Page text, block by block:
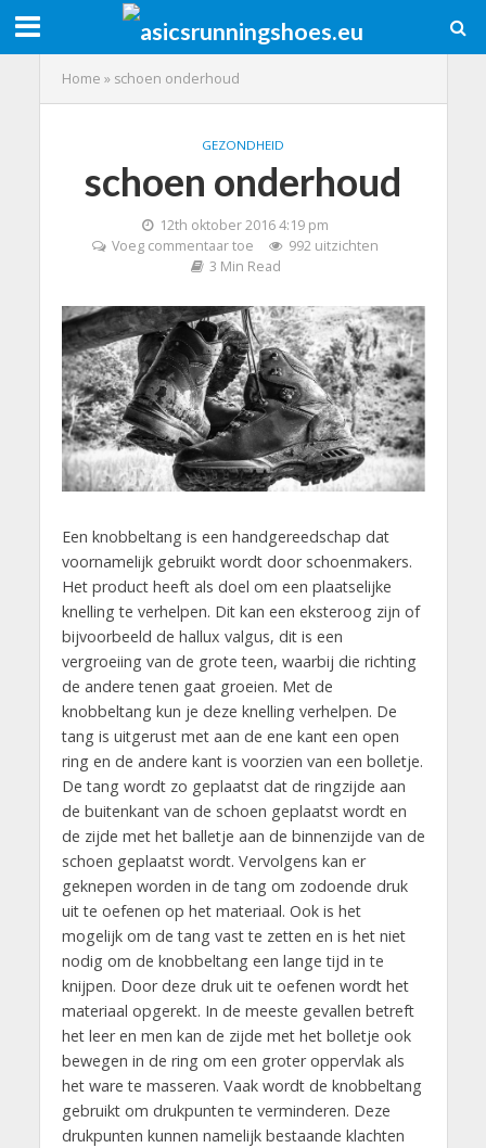
Home » schoen onderhoud
GEZONDHEID
schoen onderhoud
12th oktober 2016 4:19 pm
Voeg commentaar toe
992 uitzichten
3 Min Read
Een knobbeltang is een handgereedschap dat
voornamelijk gebruikt wordt door schoenmakers.
Het product heeft als doel om een plaatselijke
knelling te verhelpen. Dit kan een eksteroog zijn of
bijvoorbeeld de hallux valgus, dit is een
vergroeiing van de grote teen, waarbij die richting
de andere tenen gaat groeien. Met de
knobbeltang kun je deze knelling verhelpen. De
tang is uitgerust met aan de ene kant een open
ring en de andere kant is voorzien van een bolletje.
De tang wordt zo geplaatst dat de ringzijde aan
de buitenkant van de schoen geplaatst wordt en
de zijde met het balletje aan de binnenzijde van de
schoen geplaatst wordt. Vervolgens kan er
geknepen worden in de tang om zodoende druk
uit te oefenen op het materiaal. Ook is het
mogelijk om de tang vast te zetten en is het niet
nodig om de knobbeltang een lange tijd in te
knijpen. Door deze druk uit te oefenen wordt het
materiaal opgerekt. In de meeste gevallen betreft
het leer en men kan de zijde met het bolletje ook
bewegen in de ring om een groter oppervlak als
het ware te masseren. Vaak wordt de knobbeltang
gebruikt om drukpunten te verminderen. Deze
drukpunten kunnen namelijk bestaande klachten